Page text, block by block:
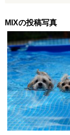
MIXの投稿写真